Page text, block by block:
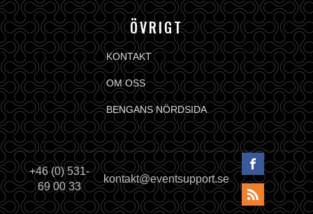
ÖVRIGT
KONTAKT
OM OSS
BENGANS NÖRDSIDA
+46 (0) 531-
69 00 33
kontakt@eventsupport.se